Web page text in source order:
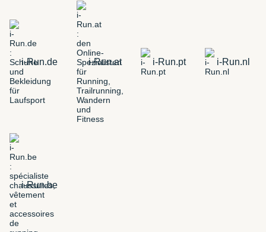
i-Run.de i-Run.at i-Run.pt i-Run.nl
i-Run.be